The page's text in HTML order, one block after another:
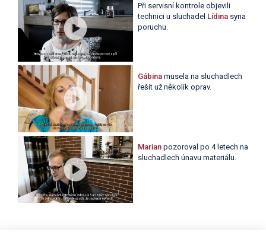
Při servisní kontrole objevili
technici u sluchadel Lídinasyna
poruchu.
Gábina musela na sluchadlech
řešit už několik oprav.
Marian pozoroval po 4 letech na
sluchadlech únavu materiálu.